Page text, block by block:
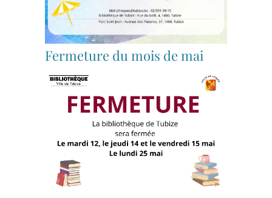
Fermeture du mois de mai